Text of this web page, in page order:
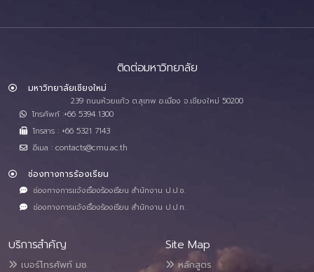
ติดต่อมหาวิทยาลัย
มหาวิทยาลัยเชียงใหม่
239 ถนนห้วยแก้ว ต.สุเทพ อ.เมือง จ.เชียงใหม่ 50200
โทรศัพท์ :+66 5394 1300
โทรสาร : +66 5321 7143
อีเมล : contacts@cmu.ac.th
ช่องทางการร้องเรียน
ช่องทางการแจ้งเรื่องร้องเรียน สำนักงาน ป.ป.ช.
ช่องทางการแจ้งเรื่องร้องเรียน สำนักงาน ป.ป.ท.
บริการสำคัญ
เบอร์โทรศัพท์ มช.
Site Map
หลักสูตร